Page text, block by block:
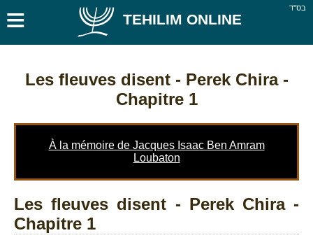
בס''ד ≡ TEHILIM ONLINE
Les fleuves disent- Perek Chira -
Chapitre 1
À la mémoire de Jacques Isaac Ben Amram
Loubaton
Les fleuves disent - Perek Chira -
Chapitre 1